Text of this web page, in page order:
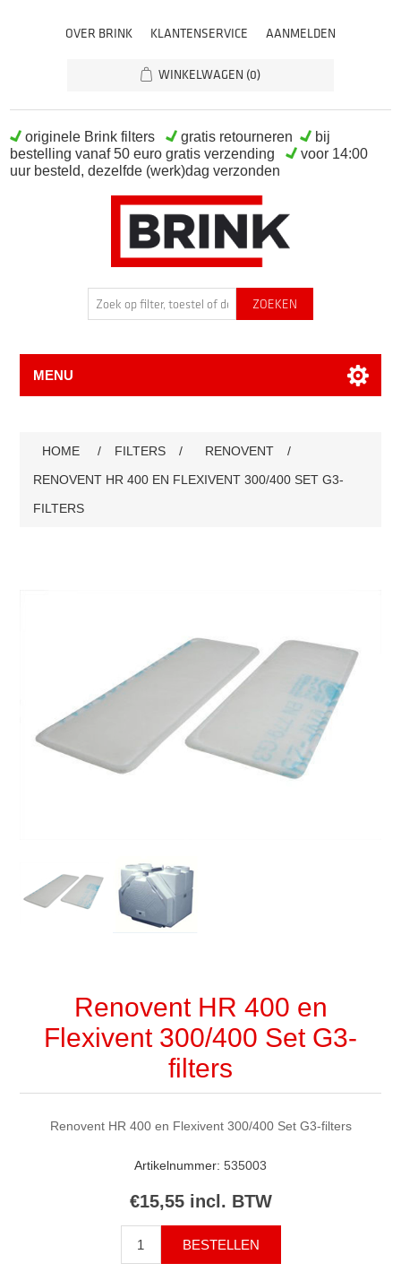
OVER BRINK KLANTENSERVICE AANMELDEN
WINKELWAGEN (0)
originele Brink filters gratis retourneren
bij
bestelling vanaf 50 euro gratis verzending
voor 14:00
uur besteld, dezelfde (werk)dag verzonden
MENU
HOME / FILTERS / RENOVENT
/
RENOVENT HR 400 EN FLEXIVENT 300/400 SET G3-
FILTERS
Renovent HR 400 en
Flexivent 300/400 Set G3-
filters
Renovent HR 400 en Flexivent 300/400 Set G3-filters
Artikelnummer: 535003
€15,55 incl. BTW